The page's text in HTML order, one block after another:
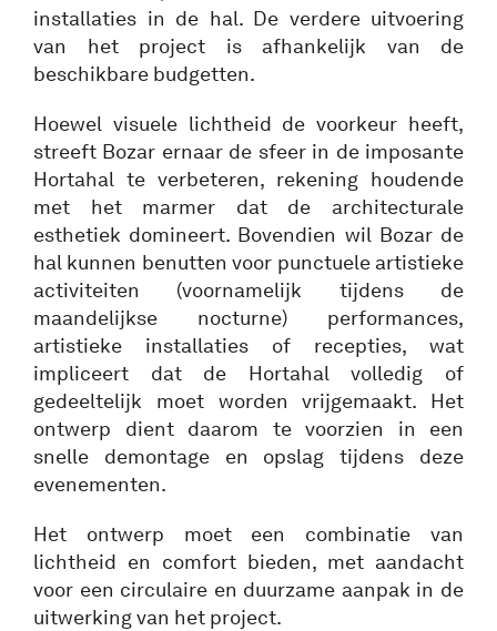
installaties in de hal. De verdere uitvoering
van het project is afhankelijk van de
beschikbare budgetten.
Hoewel visuele lichtheid de voorkeur heeft,
streeft Bozar ernaar de sfeer in de imposante
Hortahal te verbeteren, rekening houdende
met het marmer dat de architecturale
esthetiek domineert. Bovendien wil Bozar de
hal kunnen benutten voor punctuele artistieke
activiteiten (voornamelijk tijdens de
maandelijkse nocturne) performances,
artistieke installaties of recepties, wat
impliceert dat de Hortahal volledig of
gedeeltelijk moet worden vrijgemaakt. Het
ontwerp dient daarom te voorzien in een
snelle demontage en opslag tijdens deze
evenementen.
Het ontwerp moet een combinatie van
lichtheid en comfort bieden, met aandacht
voor een circulaire en duurzame aanpak in de
uitwerking van het project.